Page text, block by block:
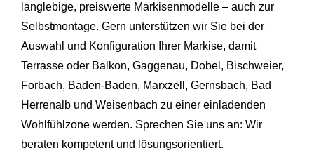
langlebige, preiswerte Markisenmodelle – auch zur
Selbstmontage. Gern unterstützen wir Sie bei der
Auswahl und Konfiguration Ihrer Markise, damit
Terrasse oder Balkon, Gaggenau, Dobel , Bischweier,
Forbach, Baden‑Baden, Marxzell , Gernsbach, Bad
Herrenalb und Weisenbach zu einer einladenden
Wohlfühlzone werden. Sprechen Sie uns an: Wir
beraten kompetent und lösungsorientiert.